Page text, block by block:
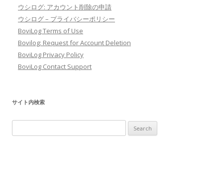
ウシログ: アカウント削除の申請
ウシログ – プライバシーポリシー
BoviLog Terms of Use
Bovilog: Request for Account Deletion
BoviLog Privacy Policy
BoviLog Contact Support
サイト内検索
for: